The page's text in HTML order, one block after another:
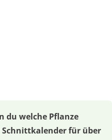
du welche Pflanze
Schnittkalender für über